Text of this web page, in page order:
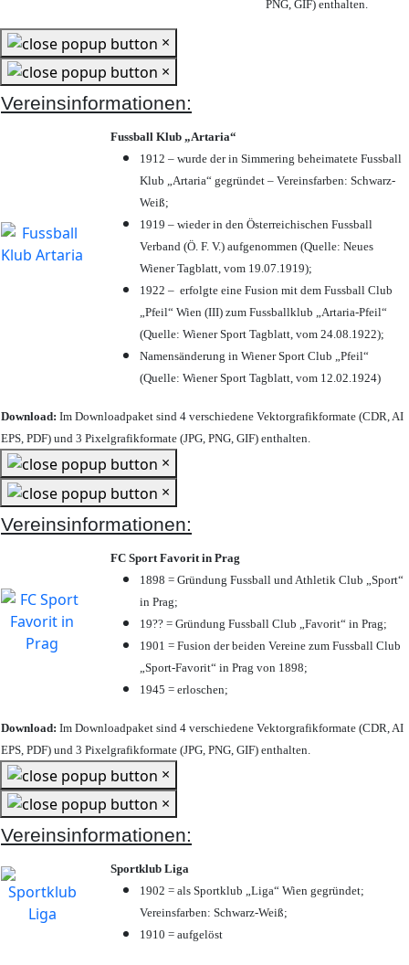
PNG, GIF) enthalten.
×
×
Vereinsinformationen:
Fussball Klub „Artaria“
1912 – wurde der in Simmering beheimatete Fussball
Klub „Artaria“ gegründet – Vereinsfarben: Schwarz-
Weiß;
1919 – wieder in den Österreichischen Fussball
Verband (Ö. F. V.) aufgenommen (Quelle: Neues
Wiener Tagblatt, vom 19.07.1919);
1922 – erfolgte eine Fusion mit dem Fussball Club
„Pfeil“ Wien (III) zum Fussballklub „Artaria-Pfeil“
(Quelle: Wiener Sport Tagblatt, vom 24.08.1922);
Namensänderung in Wiener Sport Club „Pfeil“
(Quelle: Wiener Sport Tagblatt, vom 12.02.1924)
Download: Im Downloadpaket sind 4 verschiedene Vektorgrafikformate (CDR, AI
EPS, PDF) und 3 Pixelgrafikformate (JPG, PNG, GIF) enthalten.
×
×
Vereinsinformationen:
FC Sport Favorit in Prag
1898 = Gründung Fussball und Athletik Club „Sport“
in Prag;
19?? = Gründung Fussball Club „Favorit“ in Prag;
1901 = Fusion der beiden Vereine zum Fussball Club
„Sport-Favorit“ in Prag von 1898;
1945 = erloschen;
Download: Im Downloadpaket sind 4 verschiedene Vektorgrafikformate (CDR, AI
EPS, PDF) und 3 Pixelgrafikformate (JPG, PNG, GIF) enthalten.
×
×
Vereinsinformationen:
Sportklub Liga
1902 = als Sportklub „Liga“ Wien gegründet;
Vereinsfarben: Schwarz-Weiß;
1910 = aufgelöst